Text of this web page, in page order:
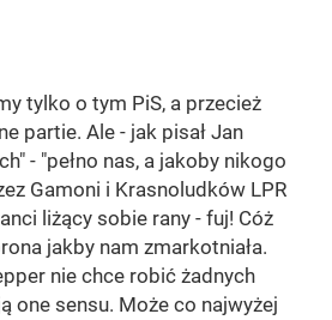
tylko o tym PiS, a przecież
partie. Ale - jak pisał Jan
- "pełno nas, a jakoby nikogo
Gamoni i Krasnoludków LPR
liżący sobie rany - fuj! Cóż
jakby nam zmarkotniała.
nie chce robić żadnych
one sensu. Może co najwyżej